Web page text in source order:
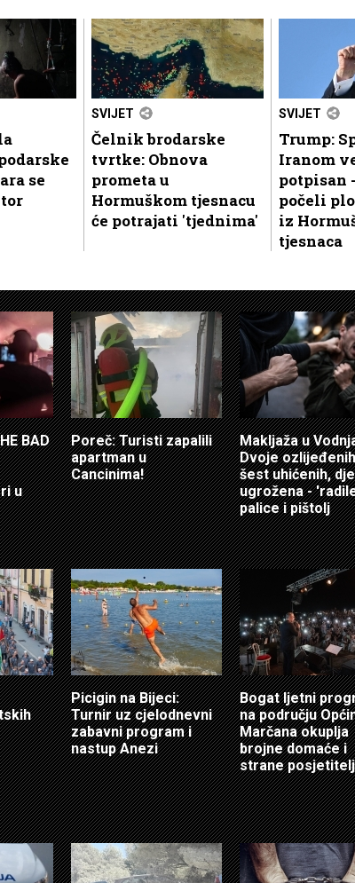
se
SVIJET
Čelnik brodarske
tvrtke: Obnova
prometa u
Hormuškom tjesnacu
će potrajati 'tjednima'
SVIJET
Trump:
Iranom
potpisan
počeli
iz
tjesnaca
BAD
u
Poreč: Turisti zapalili
apartman u
Cancinima!
Makljaža u
Dvoje
šest uhićenih,
ugrožena -
palice i pištolj
Picigin na Bijeci:
Turnir uz cjelodnevni
zabavni program i
nastup Anezi
Bogat ljetni
na području
Marčana okuplja
brojne domaće i
strane